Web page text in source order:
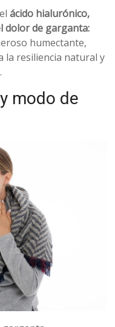
ácido hialurónico,
dolor de garganta:
humectante,
la resiliencia natural y
modo de